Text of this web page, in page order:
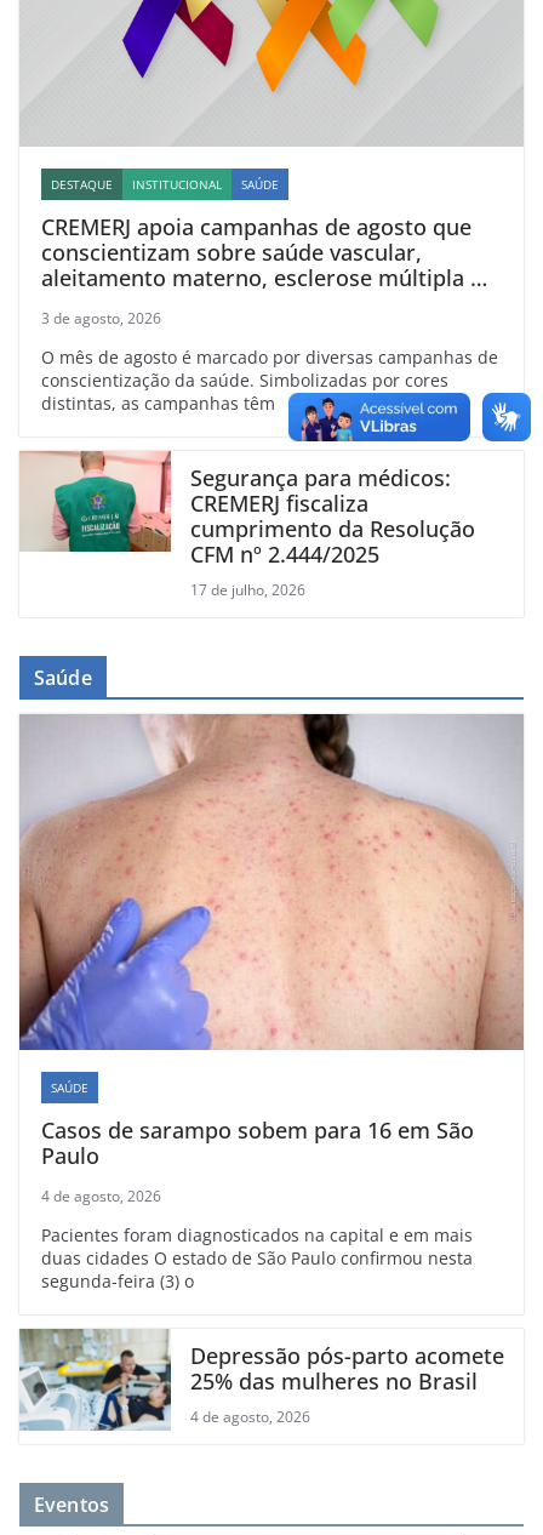
DESTAQUE INSTITUCIONAL SAÚDE
CREMERJ apoia campanhas de agosto que
conscientizam sobre saúde vascular,
aleitamento materno, esclerose múltipla e
3 de agosto, 2026
O mês de agosto é marcado por diversas campanhas de
conscientização da saúde. Simbolizadas por cores
distintas, as campanhas têm
Segurança para médicos:
CREMERJ fiscaliza
cumprimento da Resolução
CFM nº 2.444/2025
17 de julho, 2026
Saúde
SAÚDE
Casos de sarampo sobem para 16 em São
Paulo
4 de agosto, 2026
Pacientes foram diagnosticados na capital e em mais
duas cidades O estado de São Paulo confirmou nesta
segunda-feira (3) o
Depressão pós-parto acomete
25% das mulheres no Brasil
4 de agosto, 2026
Eventos